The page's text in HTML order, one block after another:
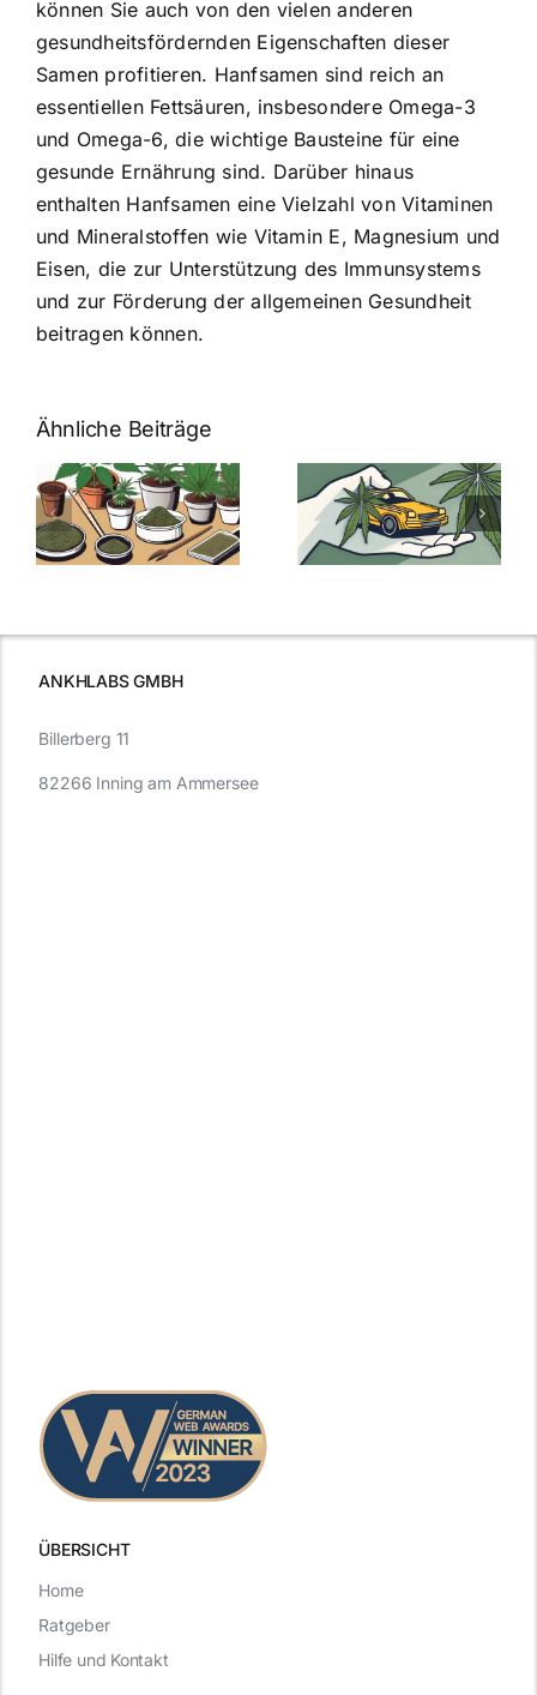
können Sie auch von den vielen anderen
gesundheitsfördernden Eigenschaften dieser
Samen profitieren. Hanfsamen sind reich an
essentiellen Fettsäuren, insbesondere Omega-3
und Omega-6, die wichtige Bausteine für eine
gesunde Ernährung sind. Darüber hinaus
enthalten Hanfsamen eine Vielzahl von Vitaminen
und Mineralstoffen wie Vitamin E, Magnesium und
Eisen, die zur Unterstützung des Immunsystems
und zur Förderung der allgemeinen Gesundheit
beitragen können.
Ähnliche Beiträge
Neue THC-
Grenzwert-
Regelung:
Was Sie über
Cannabis und
müssen
Cannabis
Samen
kaufen: Alles
was Sie
ANKHLABS GMBH
ÜBERSICHT
Billerberg 11
82266 Inning am Ammersee
Home
Ratgeber
Hilfe und Kontakt